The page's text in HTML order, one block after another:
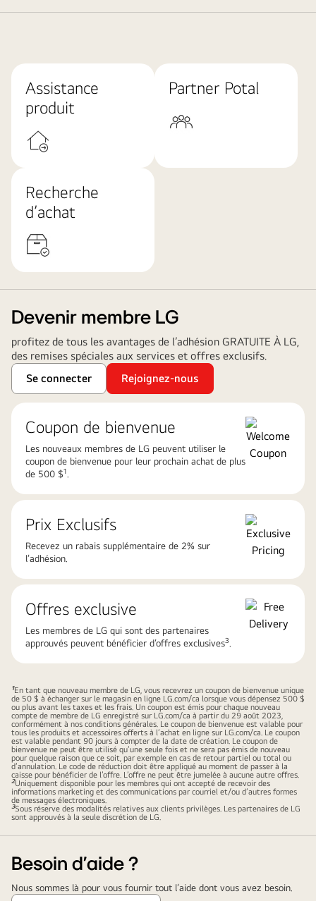
Assistance
produit
Partner Potal
Recherche
d’achat
Devenir membre LG
profitez de tous les avantages de l’adhésion GRATUITE À LG,
des remises spéciales aux services et offres exclusifs.​
Se connecter​
Rejoignez-nous​
Coupon de bienvenue
Les nouveaux membres de LG peuvent utiliser le
coupon de bienvenue pour leur prochain achat de plus
de 500 $1
Prix Exclusifs​
Recevez un rabais supplémentaire de 2% sur
l’adhésion​.
Offres exclusive
Les membres de LG qui sont des partenaires
approuvés peuvent bénéficier d’offres exclusives3
1En tant que nouveau membre de LG, vous recevrez un coupon de bienvenue unique
de 50 $ à échanger sur le magasin en ligne LG.com/ca lorsque vous dépensez 500 $
ou plus avant les taxes et les frais. Un coupon est émis pour chaque nouveau
compte de membre de LG enregistré sur LG.com/ca à partir du 29 août 2023,
conformément à nos conditions générales. Le coupon de bienvenue est valable pour
tous les produits et accessoires offerts à l’achat en ligne sur LG.com/ca. Le coupon
est valable pendant 90 jours à compter de la date de création. Le coupon de
bienvenue ne peut être utilisé qu’une seule fois et ne sera pas émis de nouveau
pour quelque raison que ce soit, par exemple en cas de retour partiel ou total ou
d’annulation. Le code de réduction doit être appliqué au moment de passer à la
caisse pour bénéficier de l’offre. L’offre ne peut être jumelée à aucune autre offres.
2Uniquement disponible pour les membres qui ont accepté de recevoir des
informations marketing et des communications par courriel et/ou d’autres formes
de messages électroniques.
3Sous réserve des modalités relatives aux clients privilèges. Les partenaires de LG
sont approuvés à la seule discrétion de LG.
Besoin d'aide ?
Nous sommes là pour vous fournir tout l’aide dont vous avez besoin.​